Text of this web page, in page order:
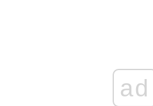
ad